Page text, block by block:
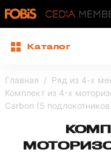
Каталог
Главная
Ряд из 4-х
Комплект из 4-x
Carbon (5